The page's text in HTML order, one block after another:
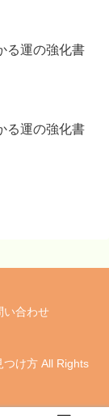
る運の強化書
る運の強化書
い合わせ
け方 All Rights